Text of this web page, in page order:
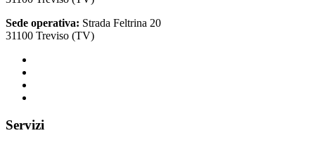
Sede operativa: Strada Feltrina 20
31100 Treviso (TV)
Servizi